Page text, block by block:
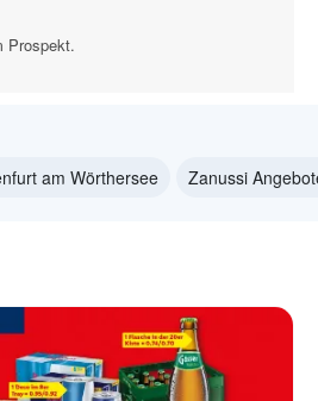
Prospekt.
am Wörthersee
Zanussi